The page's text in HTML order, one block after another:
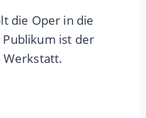
die Oper in die
Publikum ist der
Werkstatt.